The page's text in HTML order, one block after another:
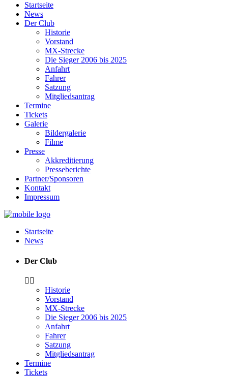
Startseite
News
Der Club
Historie
Vorstand
MX-Strecke
Die Sieger 2006 bis 2025
Anfahrt
Fahrer
Satzung
Mitgliedsantrag
Termine
Tickets
Galerie
Bildergalerie
Filme
Presse
Akkreditierung
Presseberichte
Partner/Sponsoren
Kontakt
Impressum
Startseite
News
Der Club
Historie
Vorstand
MX-Strecke
Die Sieger 2006 bis 2025
Anfahrt
Fahrer
Satzung
Mitgliedsantrag
Termine
Tickets